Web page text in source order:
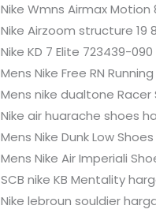
Nike Wmns Airmax Motion
Nike Airzoom structure 19
Nike KD 7 Elite 723439-
Mens Nike Free RN
Mens nike dualtone Racer
Nike air huarache shoes
Mens Nike Dunk Low
Mens Nike Air Imperiali
SCB nike KB Mentality
Nike lebroun souldier